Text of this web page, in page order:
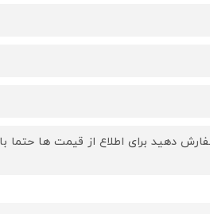
دهید برای اطلاع از قیمت ها حتما